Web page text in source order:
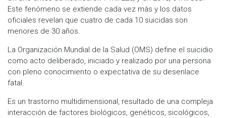
Este fenómeno se extiende cada vez más y los datos
oficiales revelan que cuatro de cada 10 suicidas son
menores de 30 años.
La Organización Mundial de la Salud (OMS) define el suicidio
como acto deliberado, iniciado y realizado por una persona
con pleno conocimiento o expectativa de su desenlace
fatal.
Es un trastorno multidimensional, resultado de una compleja
interacción de factores biológicos, genéticos, sicológicos,